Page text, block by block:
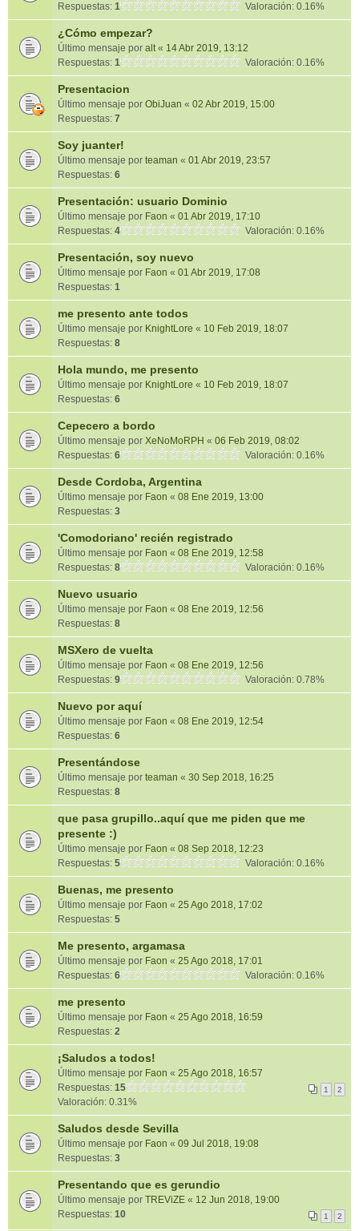
Respuestas: 1 Valoración: 0.16%
¿Cómo empezar?
Último mensaje por alt« 14 Abr 2019, 13:12
Respuestas: 1 Valoración: 0.16%
Presentacion
Último mensaje por ObiJuan « 02 Abr 2019, 15:00
Respuestas: 7
Soy juanter!
Último mensaje por teaman « 01 Abr 2019, 23:57
Respuestas: 6
Presentación: usuario Dominio
Último mensaje por Faon « 01 Abr 2019, 17:10
Respuestas: 4 Valoración: 0.16%
Presentación, soy nuevo
Último mensaje por Faon « 01 Abr 2019, 17:08
Respuestas: 1
me presento ante todos
Último mensaje por KnightLore « 10 Feb 2019, 18:07
Respuestas: 8
Hola mundo, me presento
Último mensaje por KnightLore « 10 Feb 2019, 18:07
Respuestas: 6
Cepecero a bordo
Último mensaje por XeNoMoRPH « 06 Feb 2019, 08:02
Respuestas: 6 Valoración: 0.16%
Desde Cordoba, Argentina
Último mensaje por Faon « 08 Ene 2019, 13:00
Respuestas: 3
'Comodoriano' recién registrado
Último mensaje por Faon « 08 Ene 2019, 12:58
Respuestas: 8 Valoración: 0.16%
Nuevo usuario
Último mensaje por Faon « 08 Ene 2019, 12:56
Respuestas: 8
MSXero de vuelta
Último mensaje por Faon « 08 Ene 2019, 12:56
Respuestas: 9 Valoración: 0.78%
Nuevo por aquí
Último mensaje por Faon « 08 Ene 2019, 12:54
Respuestas: 6
Presentándose
Último mensaje por teaman « 30 Sep 2018, 16:25
Respuestas: 8
que pasa grupillo..aquí que me piden que me
presente :)
Último mensaje por Faon « 08 Sep 2018, 12:23
Respuestas: 5 Valoración: 0.16%
Buenas, me presento
Último mensaje por Faon « 25 Ago 2018, 17:02
Respuestas: 5
Me presento, argamasa
Último mensaje por Faon « 25 Ago 2018, 17:01
Respuestas: 6 Valoración: 0.16%
me presento
Último mensaje por Faon « 25 Ago 2018, 16:59
Respuestas: 2
¡Saludos a todos!
Último mensaje por Faon « 25 Ago 2018, 16:57
Respuestas: 15 1 2
Valoración: 0.31%
Saludos desde Sevilla
Último mensaje por Faon « 09 Jul 2018, 19:08
Respuestas: 3
Presentando que es gerundio
Último mensaje por TREViZE « 12 Jun 2018, 19:00
Respuestas: 10 1 2